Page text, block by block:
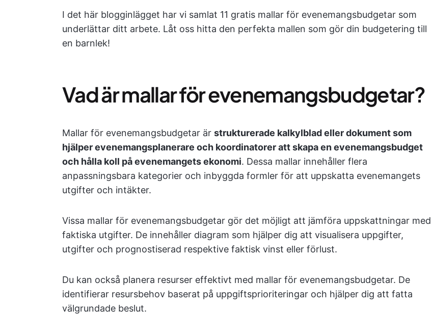
I det här blogginlägget har vi samlat 11 gratis mallar för evenemangsbudgetar som
underlättar ditt arbete. Låt oss hitta den perfekta mallen som gör din budgetering till
en barnlek!
Vad är mallar för evenemangsbudgetar?
Mallar för evenemangsbudgetar är strukturerade kalkylblad eller dokument som
hjälper evenemangsplanerare och koordinatorer att skapa en evenemangsbudget
och hålla koll på evenemangets ekonomi. Dessa mallar innehåller flera
anpassningsbara kategorier och inbyggda formler för att uppskatta evenemangets
utgifter och intäkter.
Vissa mallar för evenemangsbudgetar gör det möjligt att jämföra uppskattningar med
faktiska utgifter. De innehåller diagram som hjälper dig att visualisera uppgifter,
utgifter och prognostiserad respektive faktisk vinst eller förlust.
Du kan också planera resurser effektivt med mallar för evenemangsbudgetar. De
identifierar resursbehov baserat på uppgiftsprioriteringar och hjälper dig att fatta
välgrundade beslut.